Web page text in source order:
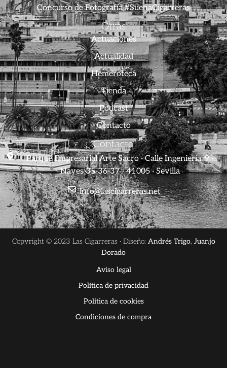
Concurso de Fotografía #SuenaCigarreras
Otras
Actuaciones
Actualidad
Hemeroteca
Tienda
Podcast
Contacto
Contacto
Parque Empresarial Arte Sacro · Calle Ingeniería, 9 ·
Naves 35-36-37 · 41005 · Sevilla
info@lascigarreras.net
Copyright © 2023 Las Cigarreras · Diseño: Andrés Trigo, Juanjo
Dorado
Aviso legal
Política de privacidad
Política de cookies
Condiciones de compra